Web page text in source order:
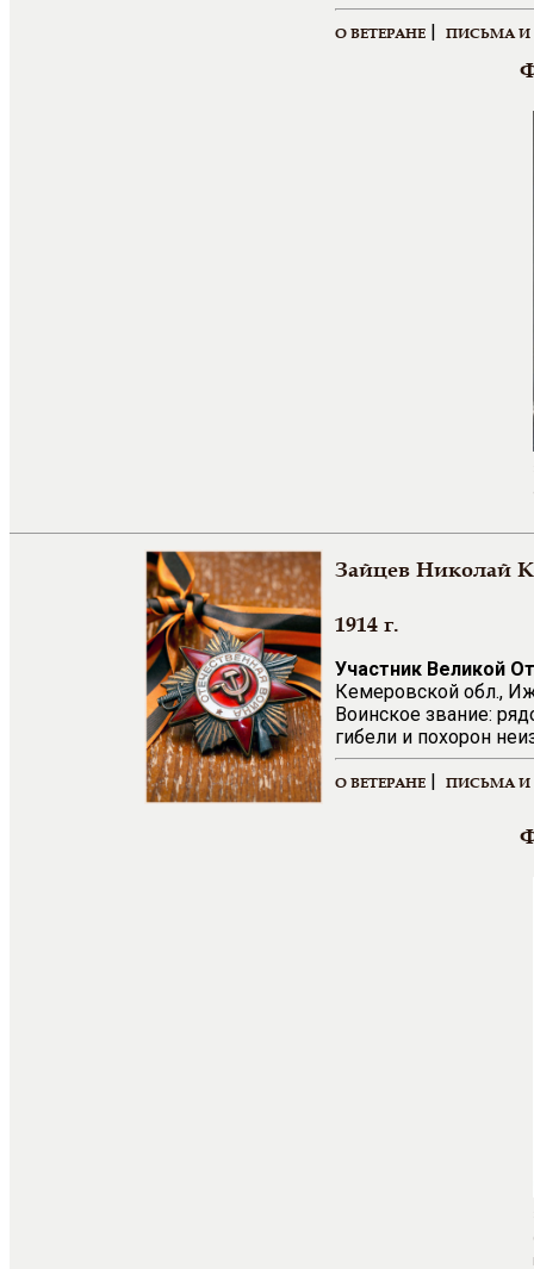
О ВЕТЕРАНЕ | ПИСЬМА И
Зайцев Николай
1914 г.
Участник Великой
Кемеровской обл.,
Воинское звание:
гибели и похорон
О ВЕТЕРАНЕ | ПИСЬМА И